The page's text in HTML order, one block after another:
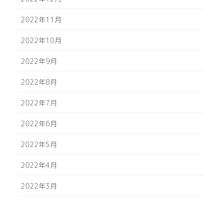
2022年11月
2022年10月
2022年9月
2022年8月
2022年7月
2022年6月
2022年5月
2022年4月
2022年3月